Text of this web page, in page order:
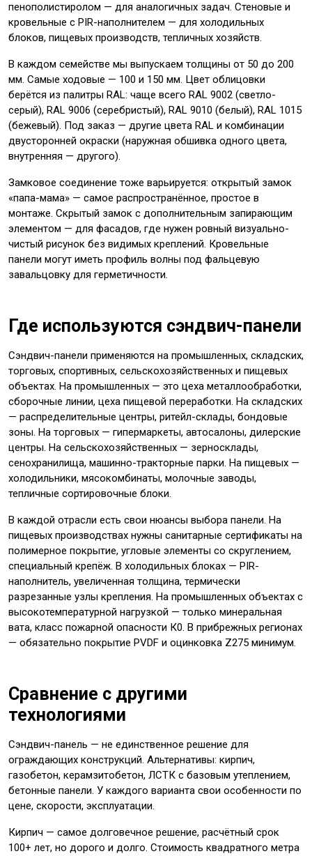
пенополистиролом — для аналогичных задач. Стеновые и
кровельные с PIR-наполнителем — для холодильных
блоков, пищевых производств, тепличных хозяйств.
В каждом семействе мы выпускаем толщины от 50 до 200
мм. Самые ходовые — 100 и 150 мм. Цвет облицовки
берётся из палитры RAL: чаще всего RAL 9002 (светло-
серый), RAL 9006 (серебристый), RAL 9010 (белый), RAL 1015
(бежевый). Под заказ — другие цвета RAL и комбинации
двусторонней окраски (наружная обшивка одного цвета,
внутренняя — другого).
Замковое соединение тоже варьируется: открытый замок
«папа-мама» — самое распространённое, простое в
монтаже. Скрытый замок с дополнительным запирающим
элементом — для фасадов, где нужен ровный визуально-
чистый рисунок без видимых креплений. Кровельные
панели могут иметь профиль волны под фальцевую
завальцовку для герметичности.
Где используются сэндвич-панели
Сэндвич-панели применяются на промышленных, складских,
торговых, спортивных, сельскохозяйственных и пищевых
объектах. На промышленных — это цеха металлообработки,
сборочные линии, цеха пищевой переработки. На складских
— распределительные центры, ритейл-склады, бондовые
зоны. На торговых — гипермаркеты, автосалоны, дилерские
центры. На сельскохозяйственных — зерносклады,
сенохранилища, машинно-тракторные парки. На пищевых —
холодильники, мясокомбинаты, молочные заводы,
тепличные сортировочные блоки.
В каждой отрасли есть свои нюансы выбора панели. На
пищевых производствах нужны санитарные сертификаты на
полимерное покрытие, угловые элементы со скруглением,
специальный крепёж. В холодильных блоках — PIR-
наполнитель, увеличенная толщина, термически
разрезанные узлы крепления. На промышленных объектах с
высокотемпературной нагрузкой — только минеральная
вата, класс пожарной опасности К0. В прибрежных регионах
— обязательно покрытие PVDF и оцинковка Z275 минимум.
Сравнение с другими
технологиями
Сэндвич-панель — не единственное решение для
ограждающих конструкций. Альтернативы: кирпич,
газобетон, керамзитобетон, ЛСТК с базовым утеплением,
бетонные панели. У каждого варианта свои особенности по
цене, скорости, эксплуатации.
Кирпич — самое долговечное решение, расчётный срок
100+ лет, но дорого и долго. Стоимость квадратного метра